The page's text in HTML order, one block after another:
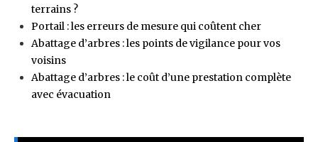
terrains ?
Portail : les erreurs de mesure qui coûtent cher
Abattage d’arbres : les points de vigilance pour vos
voisins
Abattage d’arbres : le coût d’une prestation complète
avec évacuation